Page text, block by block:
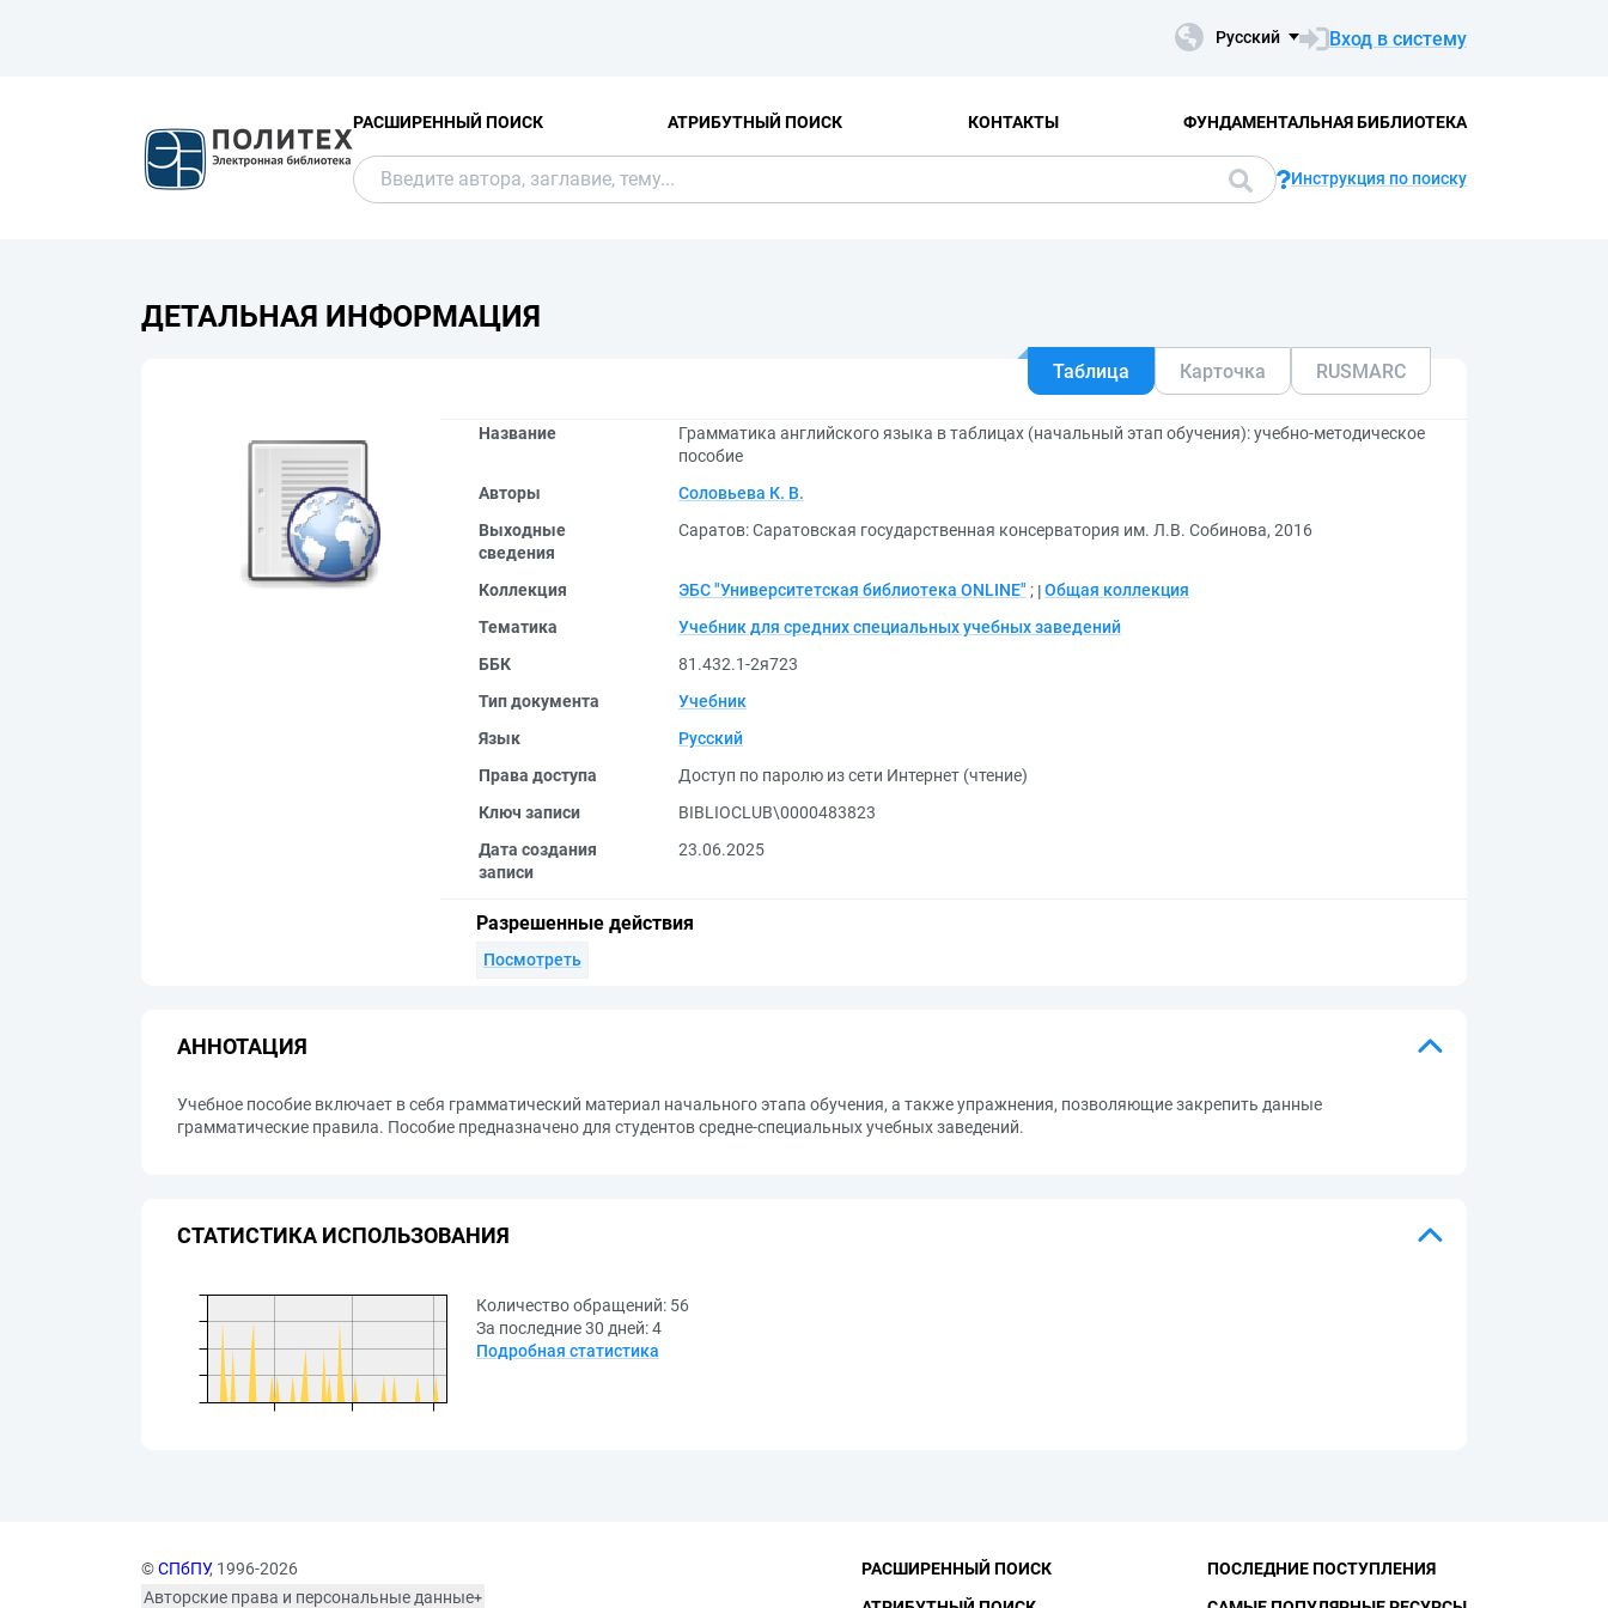
Русский Вход в систему
РАСШИРЕННЫЙ ПОИСК АТРИБУТНЫЙ ПОИСК КОНТАКТЫ ФУНДАМЕНТАЛЬНАЯ БИБЛИОТЕКА
Инструкция по поиску
ДЕТАЛЬНАЯ ИНФОРМАЦИЯ
Таблица Карточка RUSMARC
Название
Грамматика английского языка в таблицах (начальный этап обучения): учебно-методическое
пособие
Авторы
Соловьева К. В.
Выходные
сведения
Саратов: Саратовская государственная консерватория им. Л.В. Собинова, 2016
Коллекция ЭБС "Университетская библиотека ONLINE" ; Общая коллекция
Тематика
Учебник для средних специальных учебных заведений
ББК
81.432.1-2я723
Тип документа
Учебник
Язык
Русский
Права доступа
Доступ по паролю из сети Интернет (чтение)
Ключ записи
BIBLIOCLUB\0000483823
Дата создания
записи
23.06.2025
Разрешенные действия
Посмотреть
АННОТАЦИЯ
Учебное пособие включает в себя грамматический материал начального этапа обучения, а также упражнения, позволяющие закрепить данные
грамматические правила. Пособие предназначено для студентов средне-специальных учебных заведений.
СТАТИСТИКА ИСПОЛЬЗОВАНИЯ
Количество обращений: 56
За последние 30 дней:4
Подробная статистика
©СПбПУ, 1996-2026
Авторские права и персональные данные
РАСШИРЕННЫЙ ПОИСК
ПОСЛЕДНИЕ ПОСТУПЛЕНИЯ